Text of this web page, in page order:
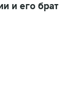
и его брат